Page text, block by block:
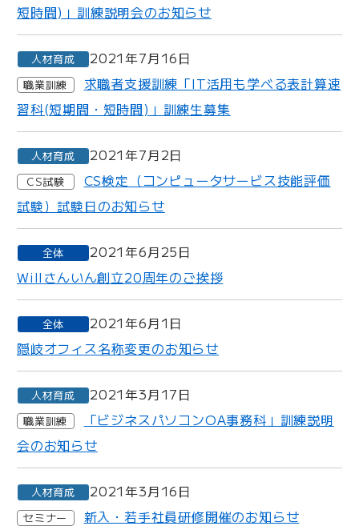
短時間)」訓練説明会のお知らせ
人材育成 2021年7月16日
職業訓練
求職者支援訓練「IT活用も学べる表計算速
習科(短期間・短時間)」訓練生募集
人材育成 2021年7月2日
CS試験
CS検定（コンピュータサービス技能評価
試験）試験日のお知らせ
全体
2021年6月25日
Willさんいん創立20周年のご挨拶
全体
2021年6月1日
隠岐オフィス名称変更のお知らせ
人材育成 2021年3月17日
職業訓練
「ビジネスパソコンOA事務科」訓練説明
会のお知らせ
人材育成 2021年3月16日
セミナー 新入・若手社員研修開催のお知らせ